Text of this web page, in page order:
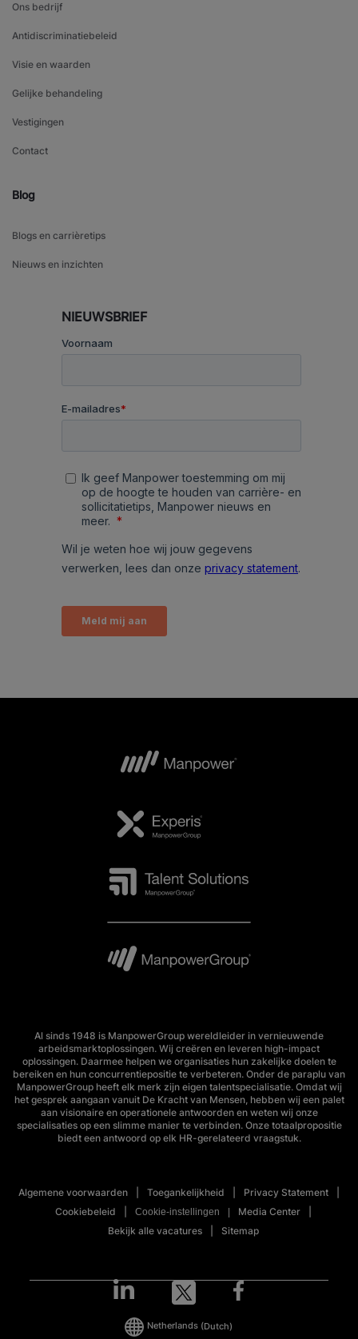
Ons bedrijf
Antidiscriminatiebeleid
Visie en waarden
Gelijke behandeling
Vestigingen
Contact
Blog
Blogs en carrièretips
Nieuws en inzichten
NIEUWSBRIEF
Al sinds 1948 is ManpowerGroup wereldleider in vernieuwende
arbeidsmarktoplossingen. Wij creëren en leveren high-impact
oplossingen. Daarmee helpen we organisaties hun zakelijke doelen te
bereiken en hun concurrentiepositie te verbeteren. Onder de paraplu van
ManpowerGroup heeft elk merk zijn eigen talentspecialisatie. Omdat wij
het gesprek aangaan vanuit De Kracht van Mensen, hebben wij een palet
aan visionaire en operationele antwoorden en weten wij onze
specialisaties op een slimme manier te verbinden. Onze totaalpropositie
biedt een antwoord op elk HR-gerelateerd vraagstuk.
Algemene voorwaarden Toegankelijkheid
Privacy Statement
Cookiebeleid
Cookie-instellingen
Media Center
Bekijk alle vacatures
Sitemap
Netherlands (Dutch)